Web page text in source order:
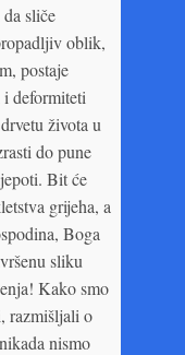
sliče
oblik,
postaje
i deformiteti
života u
do pune
Bit će
grijeha, a
Boga
sliku
Kako smo
razmišljali o
nismo